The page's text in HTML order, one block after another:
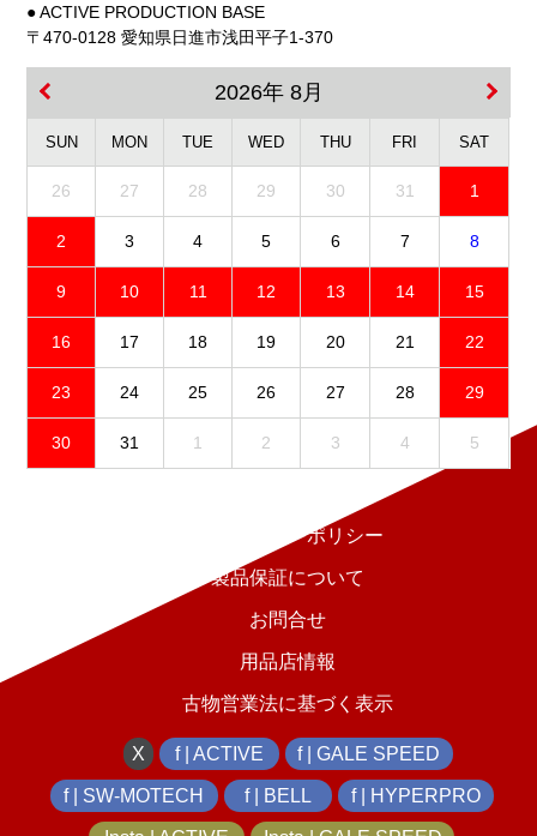
● ACTIVE PRODUCTION BASE
〒470-0128 愛知県日進市浅田平子1-370
2026年 8月
SUN MON TUE WED THU FRI SAT
26 27 28 29 30 31 1
2 3 4 5 6 7 8
9 10 11 12 13 14 15
16 17 18 19 20 21 22
23 24 25 26 27 28 29
30 31 1 2 3 4 5
プライバシーポリシー
製品保証について
お問合せ
用品店情報
古物営業法に基づく表示
X f | ACTIVE f | GALE SPEED
f | SW-MOTECH f | BELL f | HYPERPRO